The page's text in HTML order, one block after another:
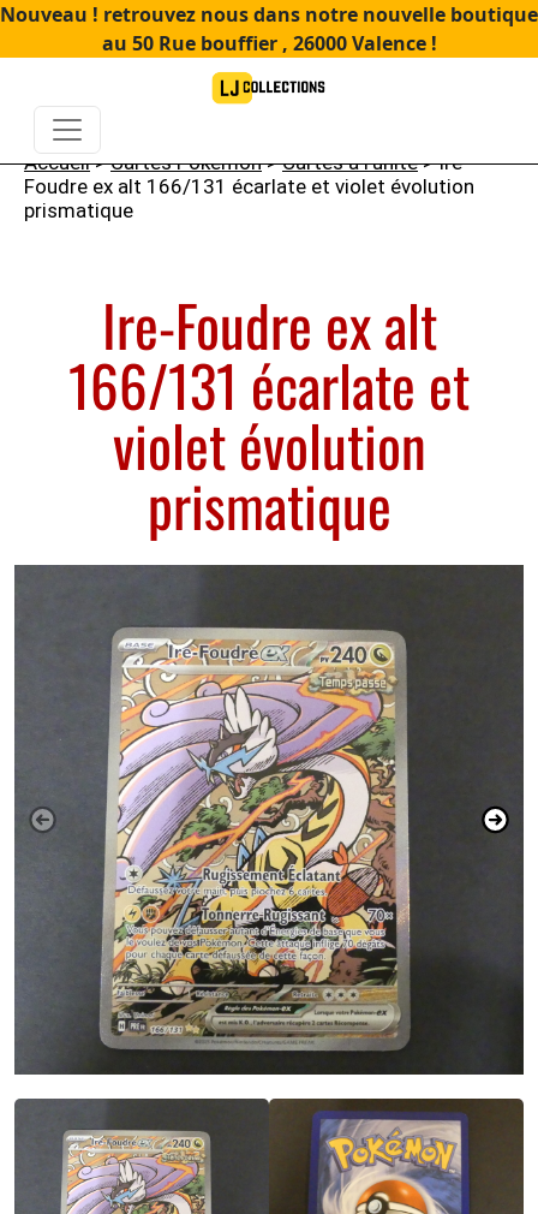
Nouveau ! retrouvez nous dans notre nouvelle boutique
au 50 Rue bouffier , 26000 Valence !
Accueil>Cartes Pokémon>Cartes à l'unité> Ire-
Foudre ex alt 166/131 écarlate et violet évolution
prismatique
Ire-Foudre ex alt
166/131 écarlate et
violet évolution
prismatique